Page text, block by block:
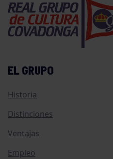
EL GRUPO
Historia
Distinciones
Ventajas
Empleo